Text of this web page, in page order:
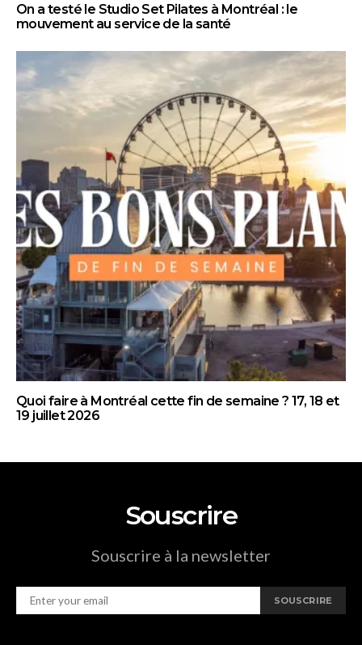
On a testé le Studio Set Pilates à Montréal : le
mouvement au service de la santé
Quoi faire à Montréal cette fin de semaine ? 17, 18 et
19 juillet 2026
Souscrire
Souscrire à la newsletter
SOUSCRIRE